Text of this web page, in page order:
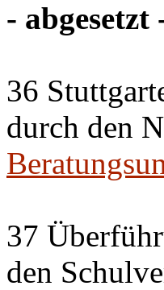
- abgesetzt
36
durch den
37
den